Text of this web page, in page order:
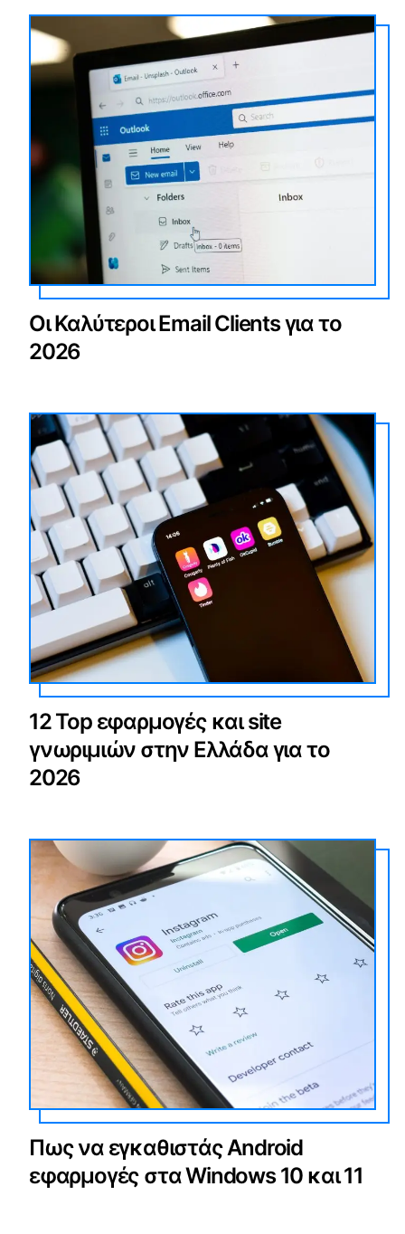
Οι Καλύτεροι Email Clients για το
2026
12 Top εφαρμογές και site
γνωριμιών στην Ελλάδα για το
2026
Πως να εγκαθιστάς Android
εφαρμογές στα Windows 10 και 11